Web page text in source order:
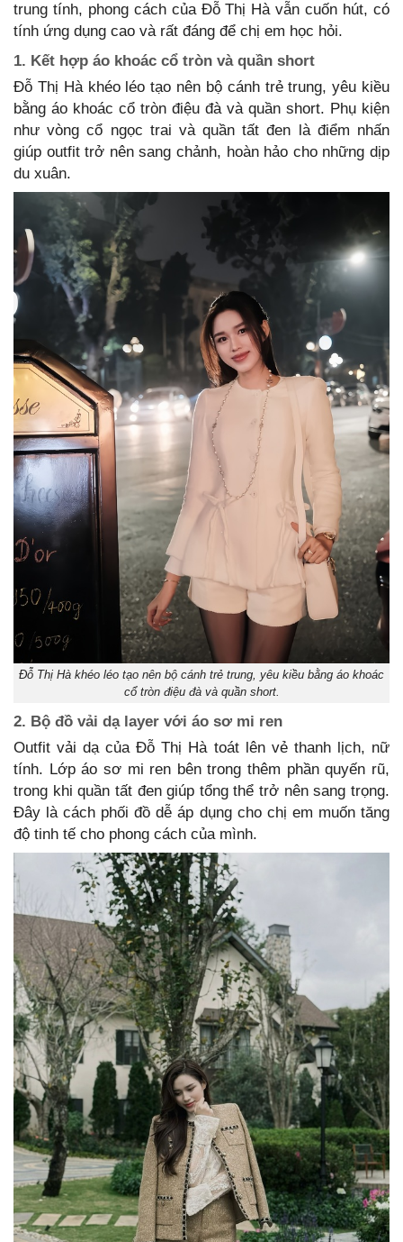
trung tính, phong cách của Đỗ Thị Hà vẫn cuốn hút, có
tính ứng dụng cao và rất đáng để chị em học hỏi.
1. Kết hợp áo khoác cổ tròn và quần short
Đỗ Thị Hà khéo léo tạo nên bộ cánh trẻ trung, yêu kiều
bằng áo khoác cổ tròn điệu đà và quần short. Phụ kiện
như vòng cổ ngọc trai và quần tất đen là điểm nhấn
giúp outfit trở nên sang chảnh, hoàn hảo cho những dịp
du xuân.
Đỗ Thị Hà khéo léo tạo nên bộ cánh trẻ trung, yêu kiều bằng áo khoác
cổ tròn điệu đà và quần short.
2. Bộ đồ vải dạ layer với áo sơ mi ren
Outfit vải dạ của Đỗ Thị Hà toát lên vẻ thanh lịch, nữ
tính. Lớp áo sơ mi ren bên trong thêm phần quyến rũ,
trong khi quần tất đen giúp tổng thể trở nên sang trọng.
Đây là cách phối đồ dễ áp dụng cho chị em muốn tăng
độ tinh tế cho phong cách của mình.